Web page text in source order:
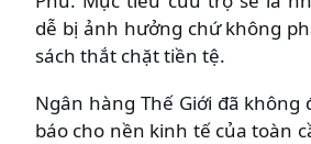
dễ bị ảnh hưởng chứ không
sách thắt chặt tiền tệ.
Ngân hàng Thế Giới đã
báo cho nền kinh tế của toàn